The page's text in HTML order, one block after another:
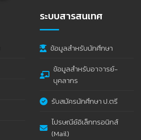
ระบบสารสนเทศ
ข้อมูลสำหรับนักศึกษา
ข้อมูลสำหรับอาจารย์-
บุคลากร
รับสมัครนักศึกษา ป.ตรี
ไปรษณีย์อิเล็กทรอนิกส์
(Mail)